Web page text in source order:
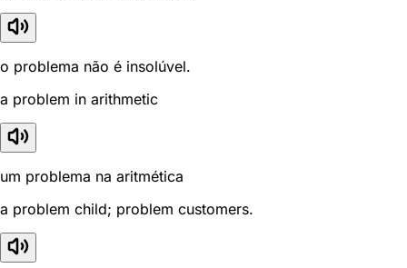
o problema não é insolúvel.
a problem in arithmetic
um problema na aritmética
a problem child; problem customers.